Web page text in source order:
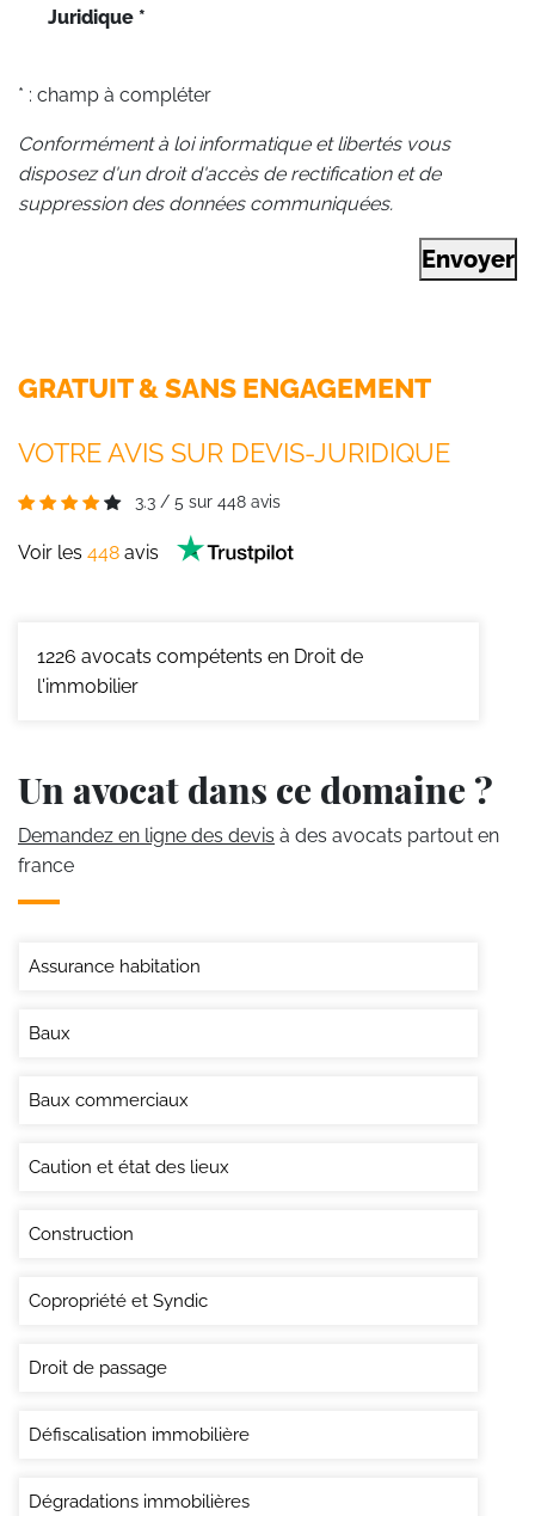
Juridique *
* : champ à compléter
Conformément à loi informatique et libertés vous
disposez d'un droit d'accès de rectification et de
suppression des données communiquées.
Envoyer
GRATUIT & SANS ENGAGEMENT
VOTRE AVIS SUR DEVIS-JURIDIQUE
3.3 / 5 sur 448 avis
Voir les 448 avis
1226 avocats compétents en Droit de
l'immobilier
Un avocat dans ce domaine ?
Demandez en ligne des devis à des avocats partout en
france
Assurance habitation
Baux
Baux commerciaux
Caution et état des lieux
Construction
Copropriété et Syndic
Droit de passage
Défiscalisation immobilière
Dégradations immobilières